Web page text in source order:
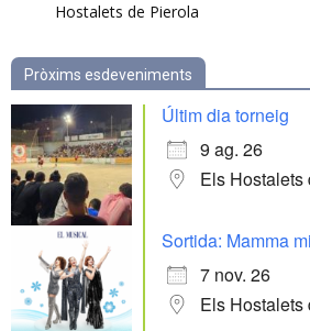
Hostalets de Pierola
Pròxims esdeveniments
Últim dia torneig
9 ag. 26
Els Hostalets
Sortida: Mamma
7 nov. 26
Els Hostalets